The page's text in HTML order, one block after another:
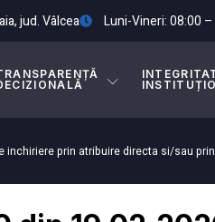
jud. Vâlcea Luni-Vineri: 08:00
inchiriere prin atribuire directa si/sau